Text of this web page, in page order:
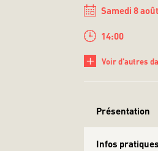
Samedi 8
14:00
+ Voir d'autres
Présentation
Infos